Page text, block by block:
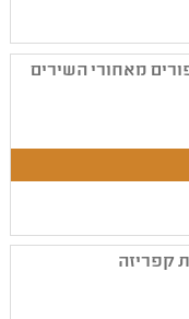
מאחורי השירים
קפריזה